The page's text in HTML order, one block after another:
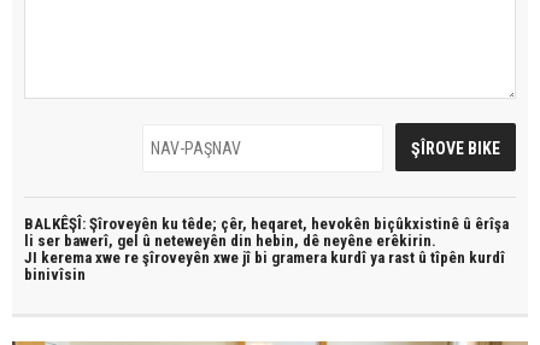
BALKÊŞÎ: Şîroveyên ku têde; çêr, heqaret, hevokên biçûkxistinê û êrîşa
li ser bawerî, gel û neteweyên din hebin, dê neyêne erêkirin.
JI kerema xwe re şîroveyên xwe jî bi gramera kurdî ya rast û tîpên kurdî
binivîsin